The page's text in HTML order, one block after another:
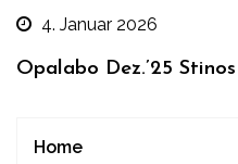
4. Januar 2026
Opalabo Dez.’25
Home